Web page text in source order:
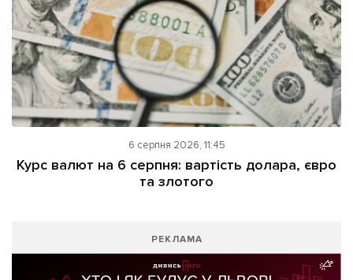
6 серпня 2026, 11:45
Курс валют на 6 серпня: вартість долара, євро
та злотого
РЕКЛАМА